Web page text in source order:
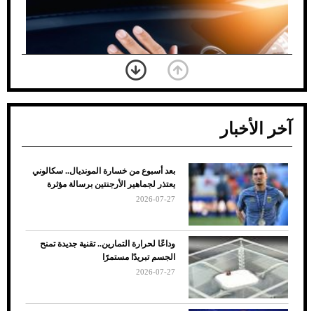
ضعف تبريد مكيف السيارة عند الوقوف.. أشهر
الأسباب والحلول
آخر الأخبار
بعد أسبوع من خسارة المونديال.. سكالوني
يعتذر لجماهير الأرجنتين برسالة مؤثرة
2026-07-27
وداعًا لحرارة التمارين.. تقنية جديدة تمنح
الجسم تبريدًا مستمرًا
2026-07-27